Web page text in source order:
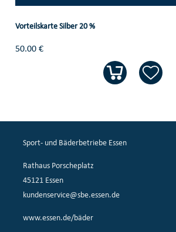
Vorteilskarte Silber 20 %
50.00 €
Sport- und Bäderbetriebe Essen
Rathaus Porscheplatz
45121 Essen
kundenservice@sbe.essen.de
www.essen.de/bäder